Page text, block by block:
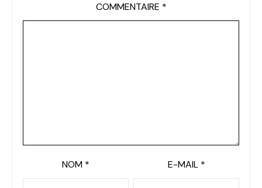
COMMENTAIRE *
NOM * E-MAIL *